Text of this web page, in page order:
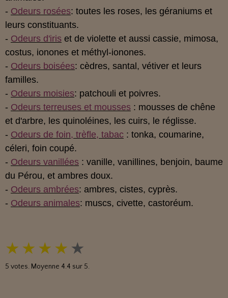
- Odeurs rosées: toutes les roses, les géraniums et
leurs constituants.
- Odeurs d'iris et de violette et aussi cassie, mimosa,
costus, ionones et méthyl-ionones.
- Odeurs boisées: cèdres, santal, vétiver et leurs
familles.
- Odeurs moisies: patchouli et poivres.
- Odeurs terreuses et mousses : mousses de chêne
et d'arbre, les quinoléines, les cuirs, le réglisse.
- Odeurs de foin, trèfle, tabac : tonka, coumarine,
céleri, foin coupé.
- Odeurs vanillées : vanille, vanillines, benjoin, baume
du Pérou, et ambres doux.
- Odeurs ambrées: ambres, cistes, cyprès.
- Odeurs animales: muscs, civette, castoréum.
★ ★ ★ ★ ★
5 votes. Moyenne 4.4 sur 5.